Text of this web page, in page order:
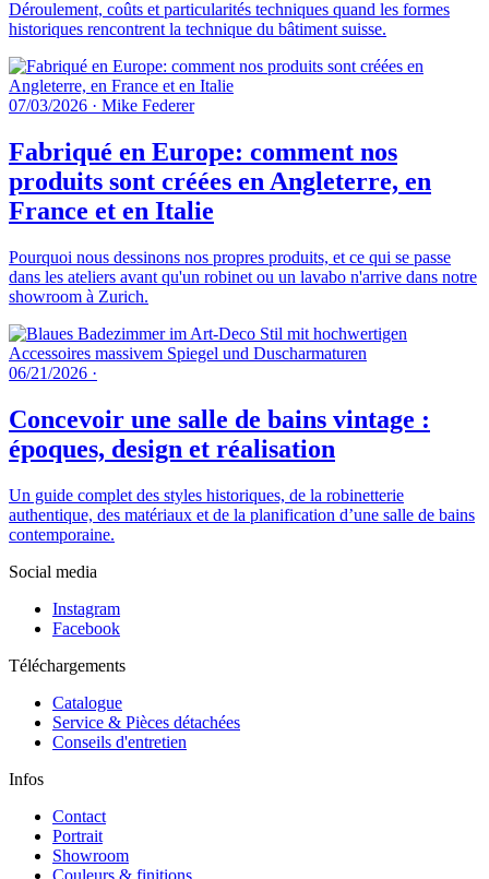
Déroulement, coûts et particularités techniques quand les formes
historiques rencontrent la technique du bâtiment suisse.
07/03/2026 · Mike Federer
Fabriqué en Europe: comment nos
produits sont créées en Angleterre, en
France et en Italie
Pourquoi nous dessinons nos propres produits, et ce qui se passe
dans les ateliers avant qu'un robinet ou un lavabo n'arrive dans notre
showroom à Zurich.
06/21/2026 ·
Concevoir une salle de bains vintage :
époques, design et réalisation
Un guide complet des styles historiques, de la robinetterie
authentique, des matériaux et de la planification d’une salle de bains
contemporaine.
Social media
Instagram
Facebook
Téléchargements
Catalogue
Service & Pièces détachées
Conseils d'entretien
Infos
Contact
Portrait
Showroom
Couleurs & finitions